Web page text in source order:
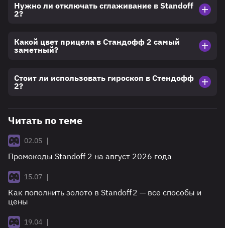
Нужно ли отключать сглаживание в Standoff
2?
Какой цвет прицела в Стандофф 2 самый
заметный?
Стоит ли использовать гироскоп в Стендофф
2?
Читать по теме
02.05 |
Промокоды Standoff 2 на август 2026 года
15.07 |
Как пополнить золото в Standoff 2 — все способы и
цены
19.04 |